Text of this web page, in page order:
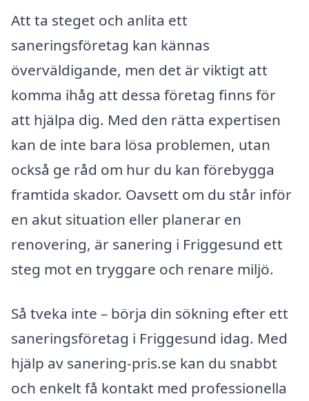
Att ta steget och anlita ett
saneringsföretag kan kännas
överväldigande, men det är viktigt att
komma ihåg att dessa företag finns för
att hjälpa dig. Med den rätta expertisen
kan de inte bara lösa problemen, utan
också ge råd om hur du kan förebygga
framtida skador. Oavsett om du står inför
en akut situation eller planerar en
renovering, är sanering i Friggesund ett
steg mot en tryggare och renare miljö.
Så tveka inte – börja din sökning efter ett
saneringsföretag i Friggesund idag. Med
hjälp av sanering-pris.se kan du snabbt
och enkelt få kontakt med professionella